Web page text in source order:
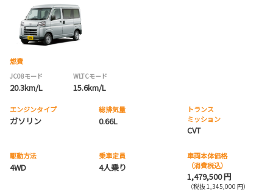
燃費
JC08モード
20.3km/L
WLTCモード
15.6km/L
エンジンタイプ
ガソリン
総排気量
0.66L
トランス
ミッション
CVT
駆動方法
4WD
乗車定員
4人乗り
車両本体価格
（消費税込）
1,479,500 円
（税抜 1,345,000 円）